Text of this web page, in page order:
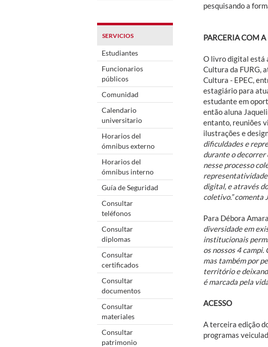
SERVICIOS
Estudiantes
Funcionarios
públicos
Comunidad
Calendario
universitario
Horarios del
ómnibus externo
Horarios del
ómnibus interno
Guía de Seguridad
Consultar
teléfonos
Consultar
diplomas
Consultar
certificados
Consultar
documentos
Consultar
materiales
Consultar
patrimonio
pesquisando a
PARCERIA COM
O livro digital está
Cultura da FURG,
Cultura - EPEC,
estagiário para
estudante em
então aluna
entanto, reuniões
ilustrações e
dificuldades e
durante o
nesse processo
representatividade
digital, e através
coletivo.” comenta
Para Débora
diversidade em
institucionais
os nossos 4
mas também por
território e
é marcada pela
ACESSO
A terceira edição
programas